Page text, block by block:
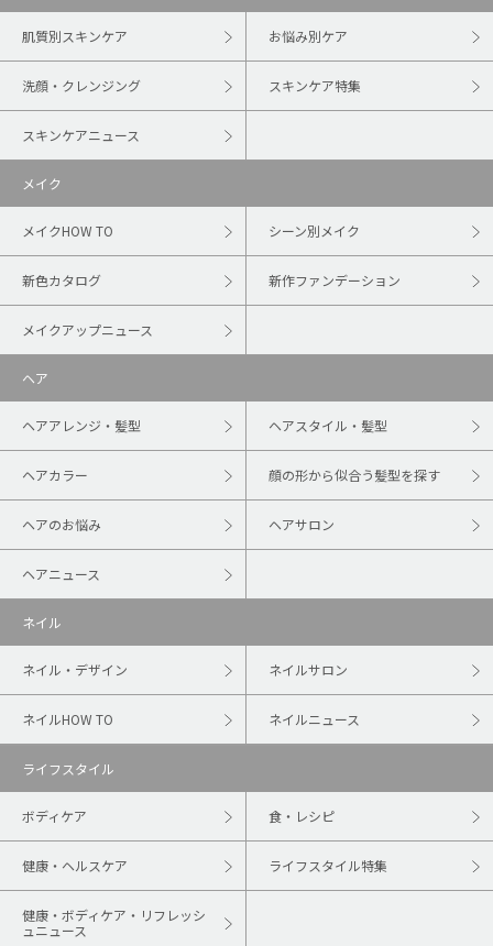
肌質別スキンケア お悩み別ケア
洗顔・クレンジング スキンケア特集
スキンケアニュース
メイク
メイクHOW TO シーン別メイク
新色カタログ 新作ファンデーション
メイクアップニュース
ヘア
ヘアアレンジ・髪型 ヘアスタイル・髪型
ヘアカラー 顔の形から似合う髪型を探す
ヘアのお悩み ヘアサロン
ヘアニュース
ネイル
ネイル・デザイン ネイルサロン
ネイルHOW TO ネイルニュース
ライフスタイル
ボディケア 食・レシピ
健康・ヘルスケア ライフスタイル特集
健康・ボディケア・リフレッシ
ュニュース